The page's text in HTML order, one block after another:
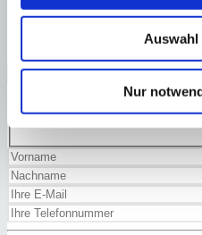
Auswahl
Nur
Ja, ich habe die
Zurück
Zu Favoriten hinzufügen